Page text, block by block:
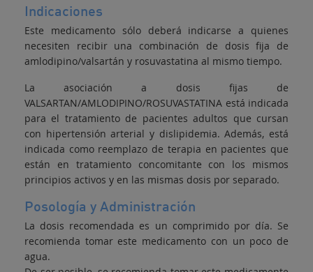
Indicaciones
Este medicamento sólo deberá indicarse a quienes
necesiten recibir una combinación de dosis fija de
amlodipino/valsartán y rosuvastatina al mismo tiempo.
La asociación a dosis fijas de
VALSARTAN/AMLODIPINO/ROSUVASTATINA está indicada
para el tratamiento de pacientes adultos que cursan
con hipertensión arterial y dislipidemia. Además, está
indicada como reemplazo de terapia en pacientes que
están en tratamiento concomitante con los mismos
principios activos y en las mismas dosis por separado.
Posología y Administración
La dosis recomendada es un comprimido por día. Se
recomienda tomar este medicamento con un poco de
agua.